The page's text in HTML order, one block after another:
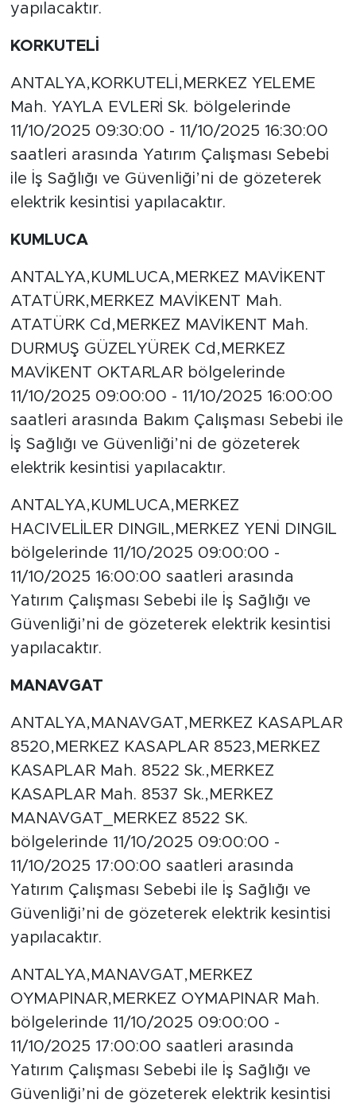
yapılacaktır.
KORKUTELİ
ANTALYA,KORKUTELİ,MERKEZ YELEME
Mah. YAYLA EVLERİ Sk. bölgelerinde
11/10/2025 09:30:00 - 11/10/2025 16:30:00
saatleri arasında Yatırım Çalışması Sebebi
ile İş Sağlığı ve Güvenliği’ni de gözeterek
elektrik kesintisi yapılacaktır.
KUMLUCA
ANTALYA,KUMLUCA,MERKEZ MAVİKENT
ATATÜRK,MERKEZ MAVİKENT Mah.
ATATÜRK Cd,MERKEZ MAVİKENT Mah.
DURMUŞ GÜZELYÜREK Cd,MERKEZ
MAVİKENT OKTARLAR bölgelerinde
11/10/2025 09:00:00 - 11/10/2025 16:00:00
saatleri arasında Bakım Çalışması Sebebi ile
İş Sağlığı ve Güvenliği’ni de gözeterek
elektrik kesintisi yapılacaktır.
ANTALYA,KUMLUCA,MERKEZ
HACIVELİLER DINGIL,MERKEZ YENİ DINGIL
bölgelerinde 11/10/2025 09:00:00 -
11/10/2025 16:00:00 saatleri arasında
Yatırım Çalışması Sebebi ile İş Sağlığı ve
Güvenliği’ni de gözeterek elektrik kesintisi
yapılacaktır.
MANAVGAT
ANTALYA,MANAVGAT,MERKEZ KASAPLAR
8520,MERKEZ KASAPLAR 8523,MERKEZ
KASAPLAR Mah. 8522 Sk.,MERKEZ
KASAPLAR Mah. 8537 Sk.,MERKEZ
MANAVGAT_MERKEZ 8522 SK.
bölgelerinde 11/10/2025 09:00:00 -
11/10/2025 17:00:00 saatleri arasında
Yatırım Çalışması Sebebi ile İş Sağlığı ve
Güvenliği’ni de gözeterek elektrik kesintisi
yapılacaktır.
ANTALYA,MANAVGAT,MERKEZ
OYMAPINAR,MERKEZ OYMAPINAR Mah.
bölgelerinde 11/10/2025 09:00:00 -
11/10/2025 17:00:00 saatleri arasında
Yatırım Çalışması Sebebi ile İş Sağlığı ve
Güvenliği’ni de gözeterek elektrik kesintisi